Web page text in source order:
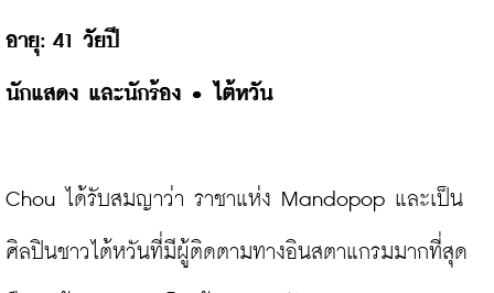
อายุ:
นักแสดง และนักร้อง • ไต้หวัน
Chou ได้รับสมญาว่า ราชาแห่ง Mandopop และเป็น
ศิลปินชาวไต้หวันที่มีผู้ติดตามทางอินสตาแกรมมากที่สุด